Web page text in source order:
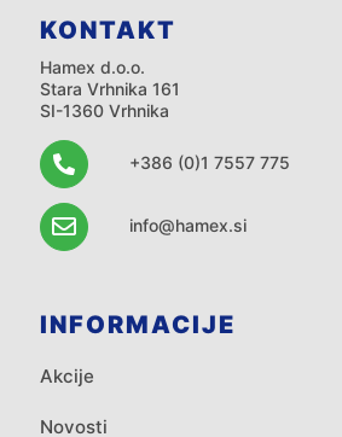
KONTAKT
Hamex d.o.o.
Stara Vrhnika 161
SI-1360 Vrhnika
+386 (0)1 7557 775
info@hamex.si
INFORMACIJE
Akcije
Novosti